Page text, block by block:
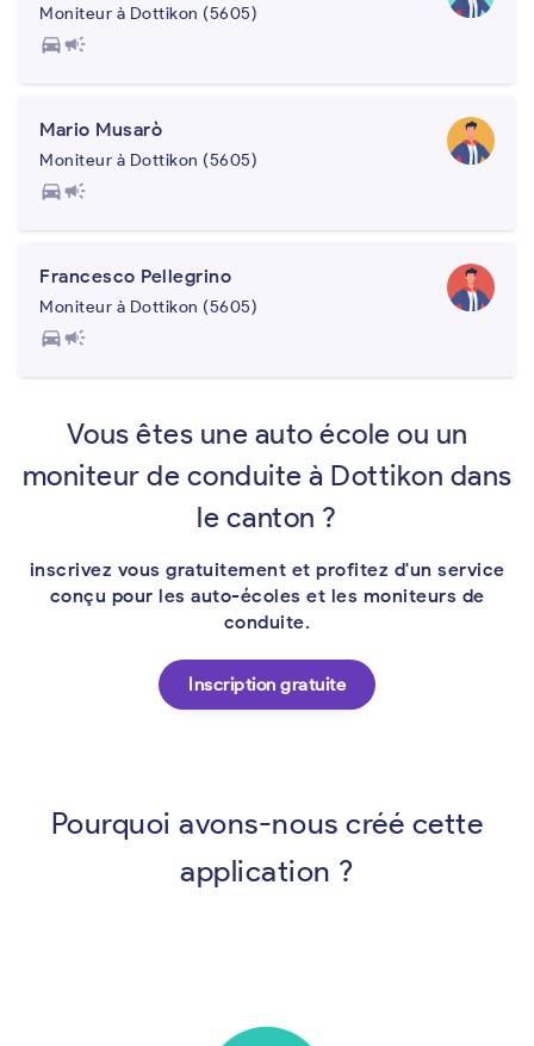
Moniteur à Dottikon (5605)
directions_carcampaign
Mario Musarò
Moniteur à Dottikon (5605)
directions_carcampaign
Francesco Pellegrino
Moniteur à Dottikon (5605)
directions_carcampaign
Vous êtes une auto école ou un
moniteur de conduite à Dottikon dans
le canton ?
inscrivez vous gratuitement et profitez d'un service
conçu pour les auto-écoles et les moniteurs de
conduite.
Inscription gratuite
Pourquoi avons-nous créé cette
application ?